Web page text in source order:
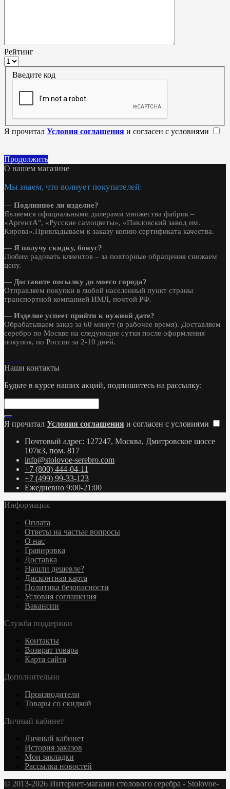
Рейтинг
Введите код
Я прочитал Условия соглашения и согласен с условиями
Продолжить
О нашем магазине
Мы знаем, что волнует покупателей:
— Подлинное ли изделие?
Являемся официальными дилерами множества фабрик –
«АргентА", «Русские самоцветы», «Павловский завод им.
Кирова».Прикладываем к заказу копию сертификата качества.
— Я получу скидку, бонус?
Любим радовать клиентов – за повторные обращения снижаем
цену.
— Доставите посылку до моего города?
Отправляем покупки в любой населенный пункт страны
транспортной компанией ИМЛ, почтой РФ.
— Изделие успеет прийти к нужной дате?
Обрабатываем заказ за 60 минут (в рабочее время). Доставляем
серебро по Москве на следующие сутки после оформления
покупок, по России за 2-10 дней.
Наши контакты
Будьте в курсе наших акций, подпишитесь на рассылку:
Я прочитал Условия соглашения и согласен с условиями
Почтовый адрес: 127247, Москва, Дмитровское шоссе
107к3, пом. 817
info@stolovoe-serebro.com
+7 (800) 444-04-11
+7 (499) 99-33-123
Ежедневно 9:00-21:00
Информация
Оплата
Ответы на частые вопросы
О нас
Гравировка
Доставка
Нашли дешевле?
Дисконтная карта
Политика безопасности
Условия соглашения
Вакансии
Служба поддержки
Контакты
Возврат товара
Карта сайта
Дополнительно
Производители
Товары со скидкой
Личный кабинет
Личный кабинет
История заказов
Мои закладки
Рассылка новостей
© 2013-2026 Интернет-магазин столового серебра - Stolovoe-